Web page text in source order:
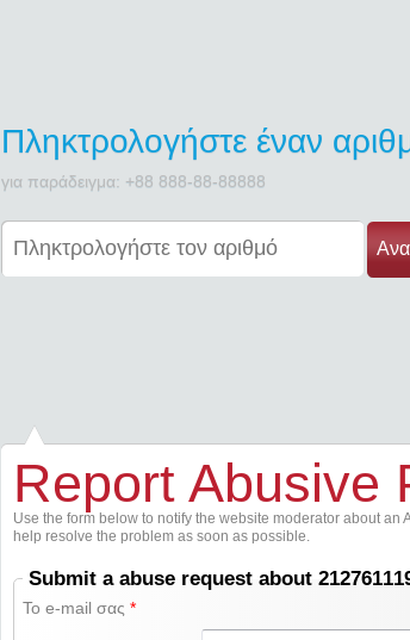
Πληκτρολογήστε έναν
για παράδειγμα: +88 888-88-88888
Report Abusive
Use the form below to notify the website moderator about an
help resolve the problem as soon as possible.
Submit a abuse request about
Το e-mail σας*